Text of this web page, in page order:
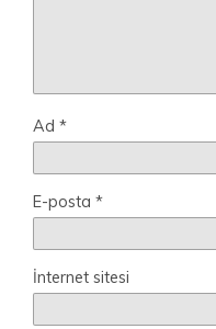
Ad *
E-posta *
İnternet sitesi